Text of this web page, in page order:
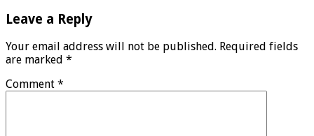
Leave a Reply
Your email address will not be published. Required fields
are marked *
Comment *